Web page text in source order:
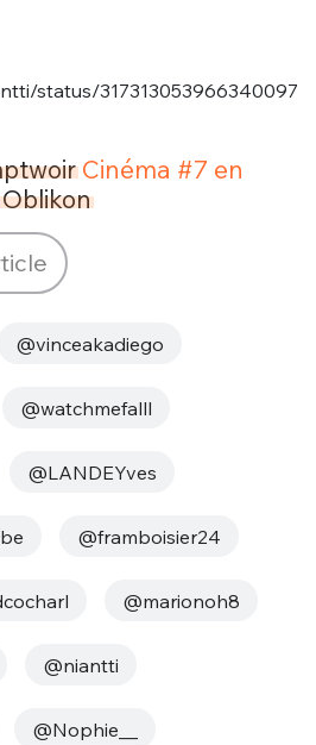
status/317313053966340097
Cinéma #7 en
Oblikon
@vinceakadiego
@watchmefalll
@LANDEYves
@framboisier24
@marionoh8
@niantti
@Nophie__